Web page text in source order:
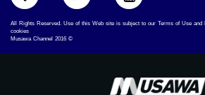
All Rights Reserved. Use of this Web site is subject to our Terms of Use
cookies
©
2016